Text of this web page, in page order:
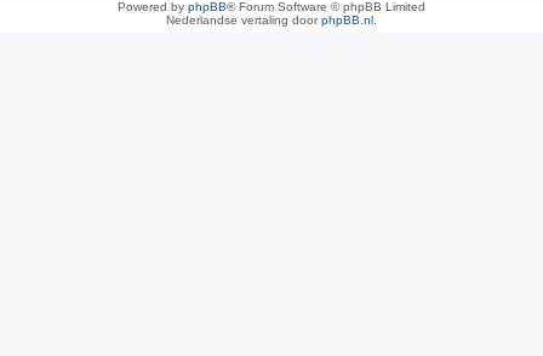
Powered by phpBB® Forum Software © phpBB Limited
Nederlandse vertaling doorphpBB.nl